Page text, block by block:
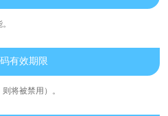
有效期限
将被禁用）。